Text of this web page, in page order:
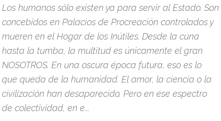
Los humanos sólo existen ya para servir al Estado. Son
concebidos en Palacios de Procreación controlados y
mueren en el Hogar de los Inútiles. Desde la cuna
hasta la tumba, la multitud es únicamente el gran
NOSOTROS. En una oscura época futura, eso es lo
que queda de la humanidad. El amor, la ciencia o la
civilización han desaparecido. Pero en ese espectro
de colectividad, en e...